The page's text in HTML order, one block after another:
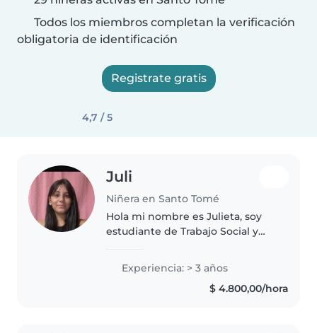
Todos los miembros completan la verificación
obligatoria de identificación
Registrate gratis
4,7 / 5
Juli
Niñera en Santo Tomé
Hola mi nombre es Julieta, soy
estudiante de Trabajo Social y
Tengo experiencia de trabajo
con niños en centros de acción
familiar, que funcionan como..
Experiencia: > 3 años
$ 4.800,00/hora